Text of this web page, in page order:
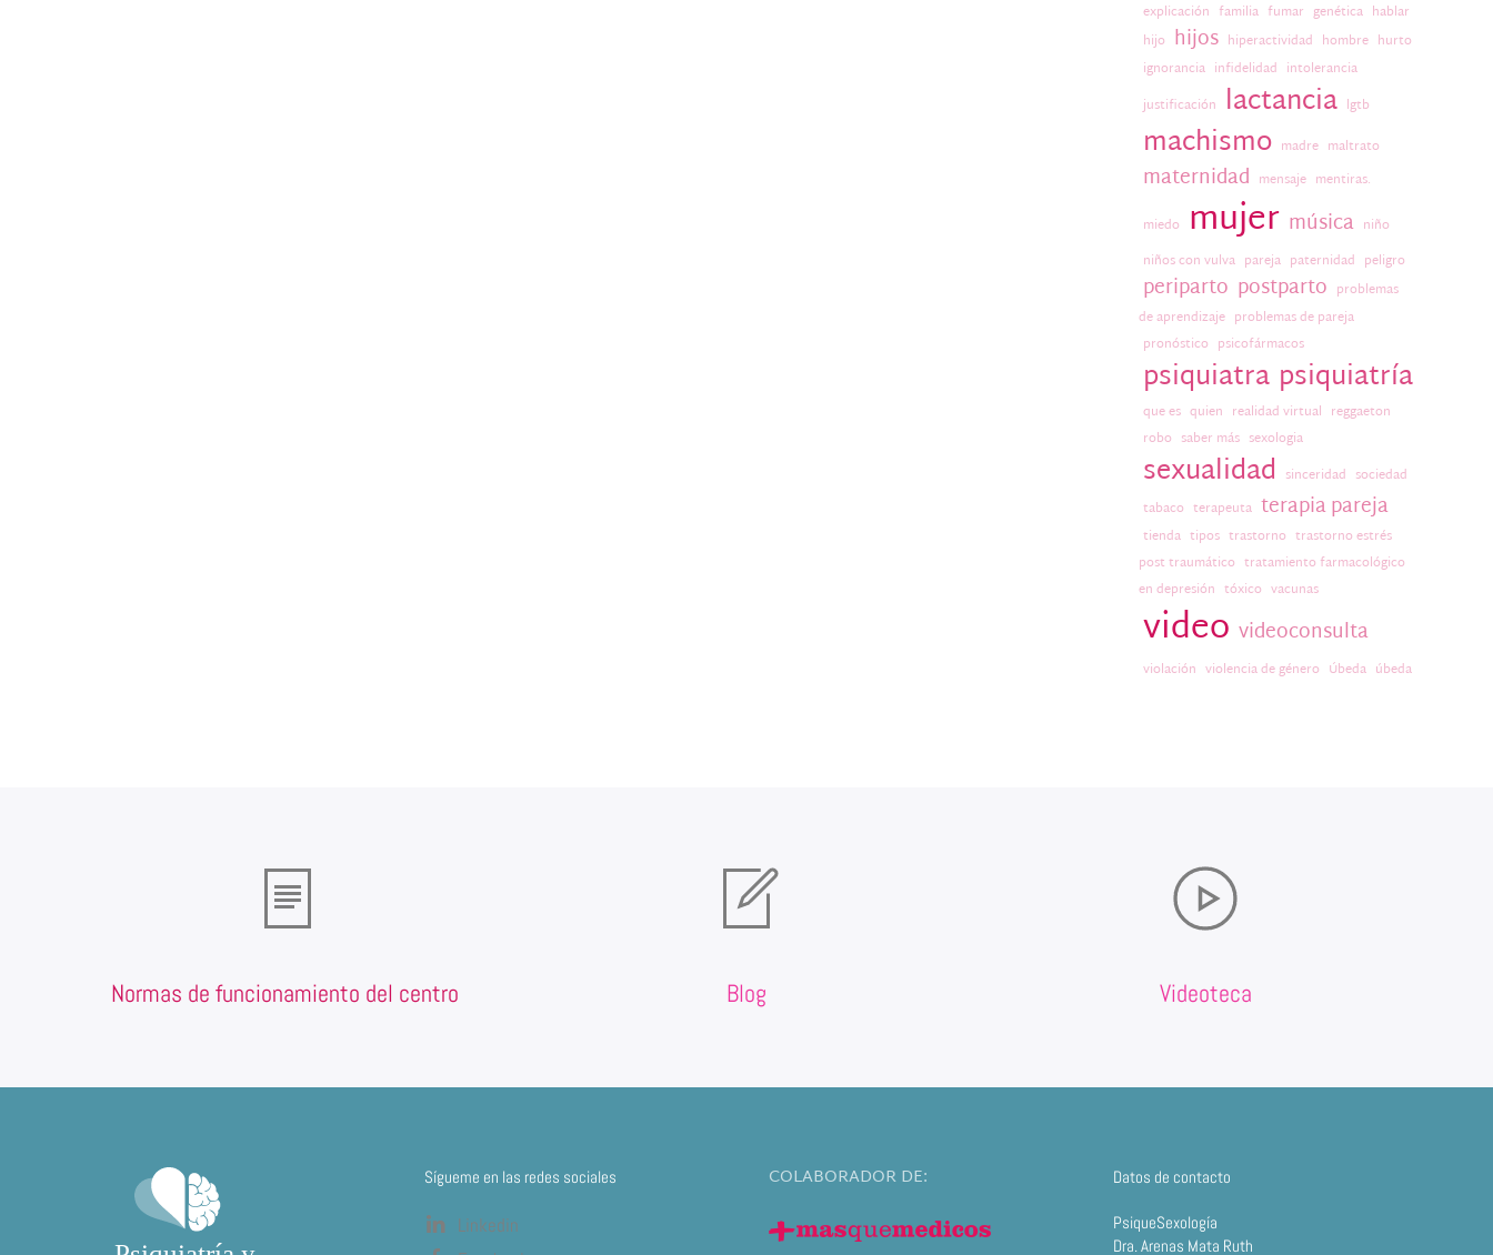
explicación familia fumar genética hablar
hijo hijos hiperactividad hombre hurto
ignorancia infidelidad intolerancia
justificación lactancia lgtb
machismo madre maltrato
maternidad mensaje mentiras.
miedo mujer música niño
niños con vulva pareja paternidad peligro
periparto postparto problemas
de aprendizaje problemas de pareja
pronóstico psicofármacos
psiquiatra psiquiatría
que es quien realidad virtual reggaeton
robo saber más sexologia
sexualidad sinceridad sociedad
tabaco terapeuta terapia pareja
tienda tipos trastorno trastorno estrés
post traumático tratamiento farmacológico
en depresión tóxico vacunas
video videoconsulta
violación violencia de género Úbeda úbeda
Normas de funcionamiento del centro Blog Videoteca
Sígueme en las redes sociales
Linkedin
COLABORADOR DE: Datos de contacto
PsiqueSexología
Dra. Arenas Mata Ruth